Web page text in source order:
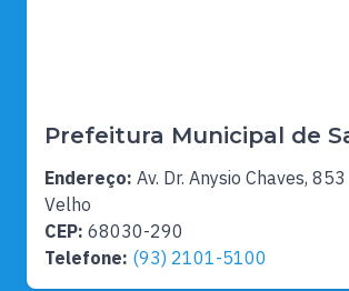
Prefeitura Municipal de
Endereço: Av. Dr. Anysio Chaves,
Velho
CEP: 68030-290
Telefone: (93) 2101-5100